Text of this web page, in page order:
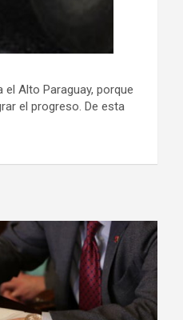
Alto Paraguay, porque
el progreso. De esta